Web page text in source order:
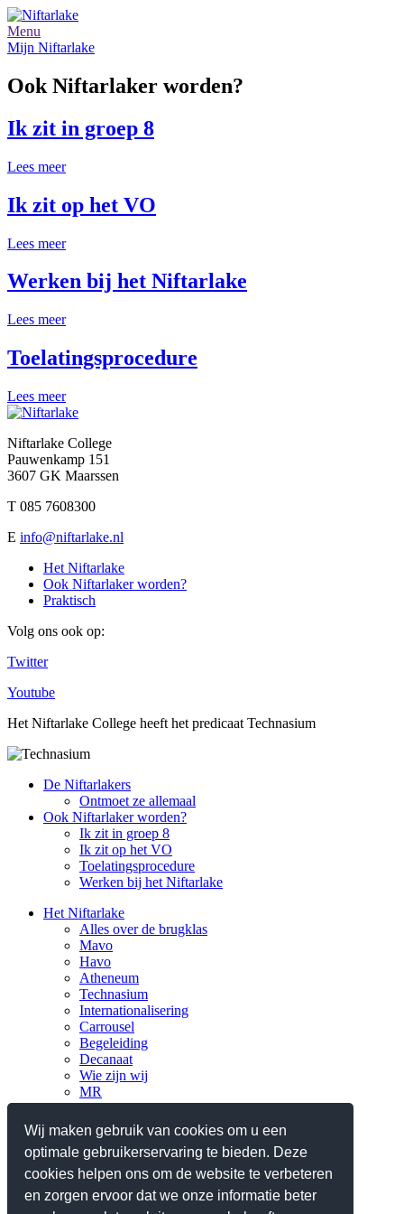
Wij maken gebruik van cookies om u een
optimale gebruikerservaring te bieden. Deze
cookies helpen ons om de website te verbeteren
en zorgen ervoor dat we onze informatie beter
Menu
Mijn Niftarlake
Ook Niftarlaker worden?
Ik zit in groep 8
Lees meer
Ik zit op het VO
Lees meer
Werken bij het Niftarlake
Lees meer
Toelatingsprocedure
Lees meer
Niftarlake College
Pauwenkamp 151
3607 GK Maarssen
T 085 7608300
E info@niftarlake.nl
Het Niftarlake
Ook Niftarlaker worden?
Praktisch
Volg ons ook op:
Twitter
Youtube
Het Niftarlake College heeft het predicaat Technasium
De Niftarlakers
Ontmoet ze allemaal
Ook Niftarlaker worden?
Ik zit in groep 8
Ik zit op het VO
Toelatingsprocedure
Werken bij het Niftarlake
Het Niftarlake
Alles over de brugklas
Mavo
Havo
Atheneum
Technasium
Internationalisering
Carrousel
Begeleiding
Decanaat
Wie zijn wij
MR
Verantwoording
Nieuws
Praktisch
Planningen en lestijden
Ziek, absent en verlof
Reglementen/protocollen